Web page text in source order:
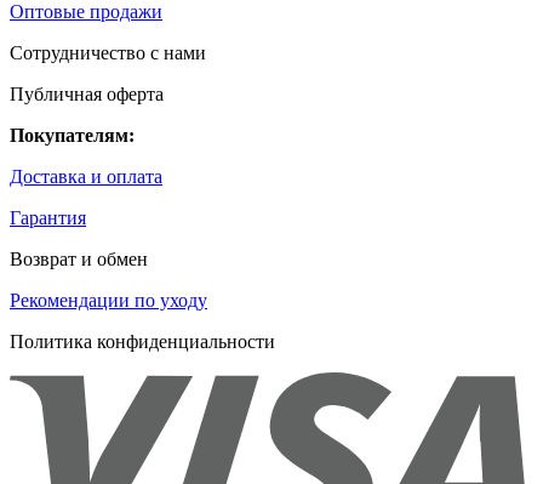
Оптовые продажи
Сотрудничество с нами
Публичная оферта
Покупателям:
Доставка и оплата
Гарантия
Возврат и обмен
Рекомендации по уходу
Политика конфиденциальности